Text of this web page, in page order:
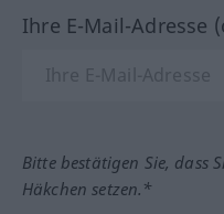
Ihre E-Mail-Adresse
Bitte bestätigen Sie, dass
Häkchen setzen.*